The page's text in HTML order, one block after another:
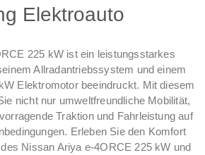
Elektroauto
225 kW ist ein leistungsstarkes
Allradantriebssystem und einem
Elektromotor beeindruckt. Mit diesem
nicht nur umweltfreundliche Mobilität,
Traktion und Fahrleistung auf
Erleben Sie den Komfort
Nissan Ariya e-4ORCE 225 kW und